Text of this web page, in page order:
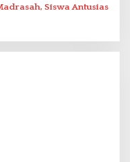
Siswa Antusias